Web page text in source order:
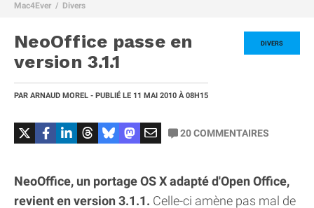
Comparatif iPhone
Mac4Ever Divers
DIVERS
NeoOffice passe en
version 3.1.1
PAR ARNAUD MOREL - PUBLIÉ LE 11 MAI 2010 À 08H15
20COMMENTAIRES
NeoOffice, un portage OS X adapté d'Open Office,
revient en version 3.1.1. Celle-ci amène pas mal de